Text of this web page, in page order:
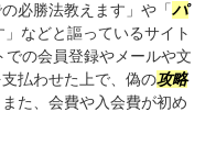
必勝法教えます」や「パ
などと謳っているサイト
の会員登録やメールや文
払わせた上で、偽の攻略
た、会費や入会費が初め